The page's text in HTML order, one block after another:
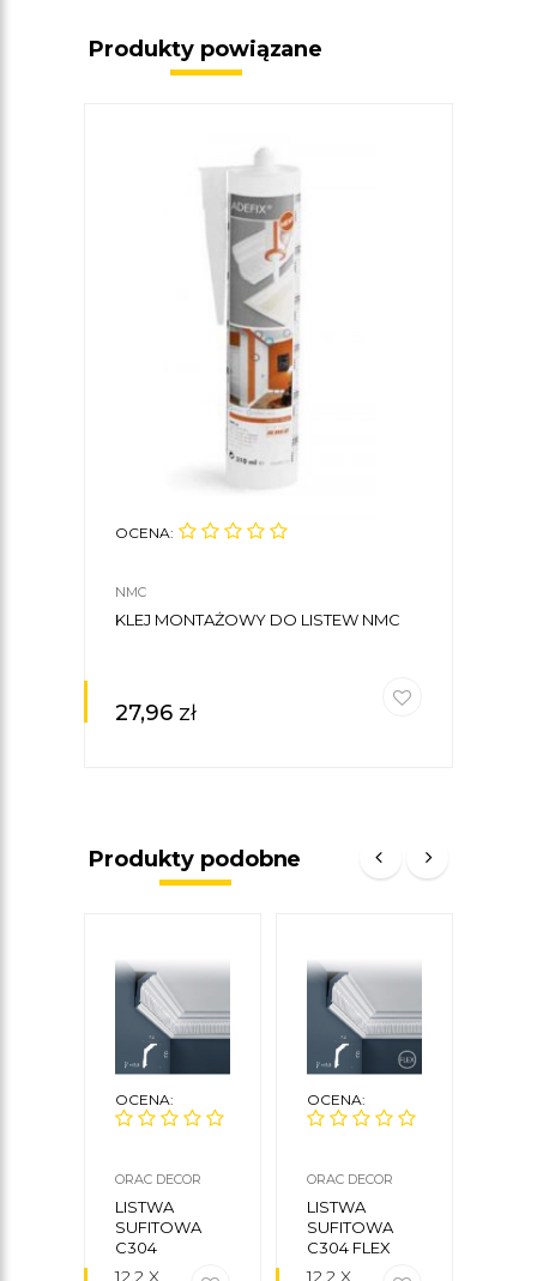
Produkty powiązane
OCENA:
NMC
KLEJ MONTAŻOWY DO LISTEW NMC
27,96 zł
Produkty podobne
OCENA:
ORAC DECOR
LISTWA
SUFITOWA
C304
12,2 X
OCENA:
ORAC DECOR
LISTWA
SUFITOWA
C304 FLEX
12,2 X